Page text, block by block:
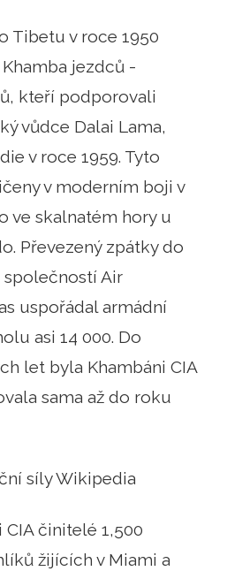
Tibetu v roce 1950
jezdců -
kteří podporovali
vůdce Dalai Lama,
v roce 1959. Tyto
v moderním boji v
ve skalnatém hory u
Převezený zpátky do
Air
uspořádal armádní
asi 14 000. Do
let byla Khambáni CIA
sama až do roku
síly Wikipedia
činitelé 1,500
žijících v Miami a